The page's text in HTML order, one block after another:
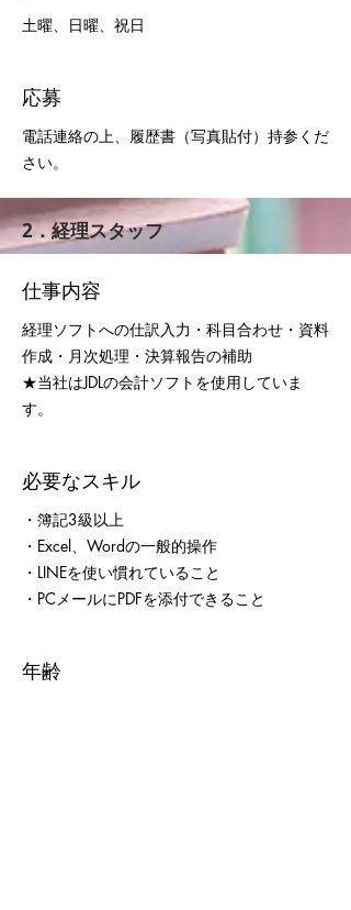
土曜、日曜、祝日
応募
電話連絡の上、履歴書（写真貼付）持参くだ
さい。
2．経理スタッフ
仕事内容
経理ソフトへの仕訳入力・科目合わせ・資料
作成・月次処理・決算報告の補助
​★当社はJDLの会計ソフトを使用していま
す。
必要なスキル
​・簿記3級以上
・Excel、Wordの一般的操作
・LINEを使い慣れていること
​・PCメールにPDFを添付できること
年齢